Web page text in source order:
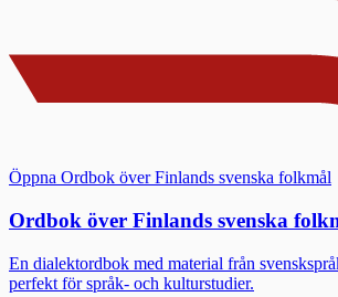
Öppna Ordbok över Finlands svenska folkmål
Ordbok över Finlands svenska
En dialektordbok med material från
perfekt för språk- och kulturstudier.